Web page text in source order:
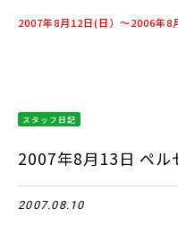
2007年8月12日(日）〜2006年8
スタッフ日記
2007年8月13日 ペル
2007.08.10